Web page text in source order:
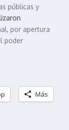
públicas y
por apertura
poder
Más